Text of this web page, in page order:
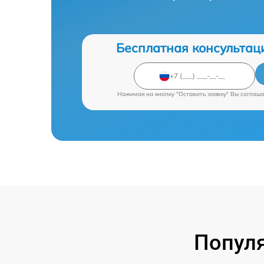
Бесплатная
Нажимая на кнопку "Оставить заявку" Вы